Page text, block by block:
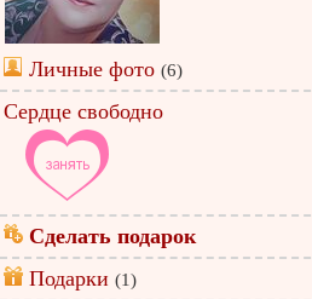
Личные фото (6)
Сердце свободно
Сделать подарок
Подарки (1)